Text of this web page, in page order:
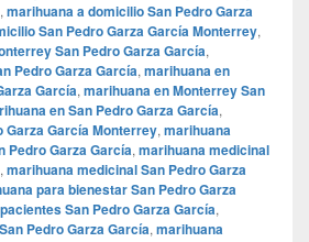
, marihuana a domicilio San Pedro Garza
San Pedro Garza García Monterrey,
San Pedro Garza García,
Pedro Garza García, marihuana en
García, marihuana en Monterrey San
en San Pedro Garza García,
Garza García Monterrey, marihuana
Pedro Garza García, marihuana medicinal
, marihuana medicinal San Pedro Garza
para bienestar San Pedro Garza
San Pedro Garza García,
Pedro Garza García, marihuana